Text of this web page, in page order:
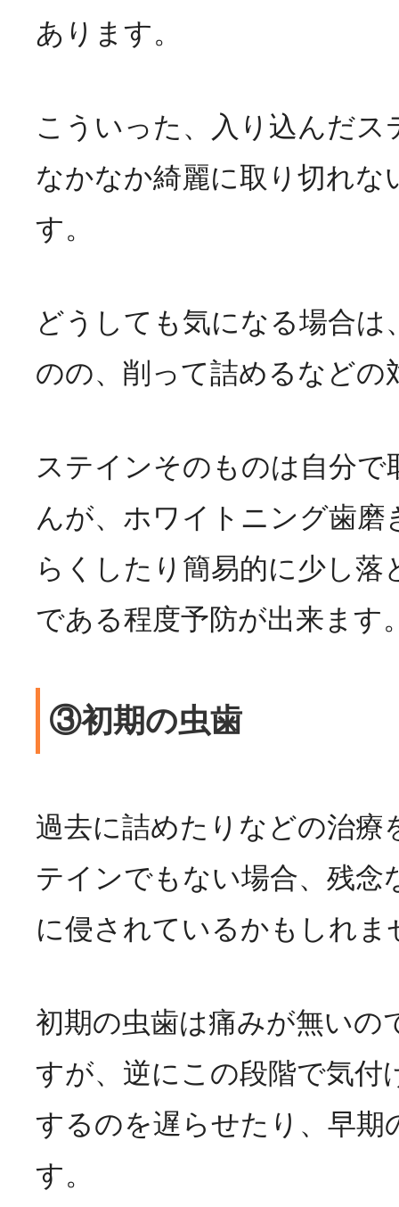
あります。
こういった、入り込んだス
なかなか綺麗に取り切れな
す。
どうしても気になる場合は
のの、削って詰めるなどの
ステインそのものは自分で
んが、ホワイトニング歯磨
らくしたり簡易的に少し落
である程度予防が出来ます
③初期の虫歯
過去に詰めたりなどの治療
テインでもない場合、残念
に侵されているかもしれま
初期の虫歯は痛みが無いの
すが、逆にこの段階で気付
するのを遅らせたり、早期
す。